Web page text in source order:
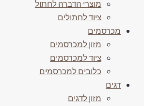
מוצרי הדברה לחתול
ציוד לחתולים
מכרסמים
מזון למכרסמים
ציוד למכרסמים
כלובים למכרסמים
דגים
מזון לדגים